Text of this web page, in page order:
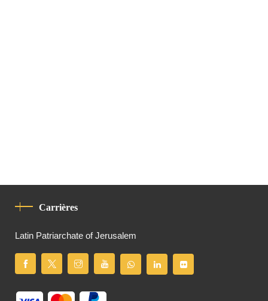
Carrières
Latin Patriarchate of Jerusalem